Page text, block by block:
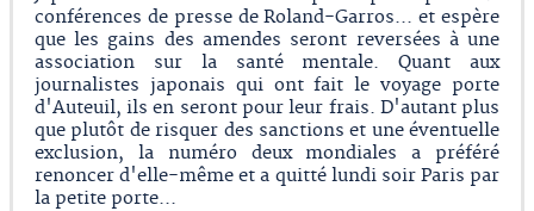
conférences de presse de Roland-Garros... et espère
que les gains des amendes seront reversées à une
association sur la santé mentale. Quant aux
journalistes japonais qui ont fait le voyage porte
d'Auteuil, ils en seront pour leur frais. D'autant plus
que plutôt de risquer des sanctions et une éventuelle
exclusion, la numéro deux mondiales a préféré
renoncer d'elle-même et a quitté lundi soir Paris par
la petite porte...